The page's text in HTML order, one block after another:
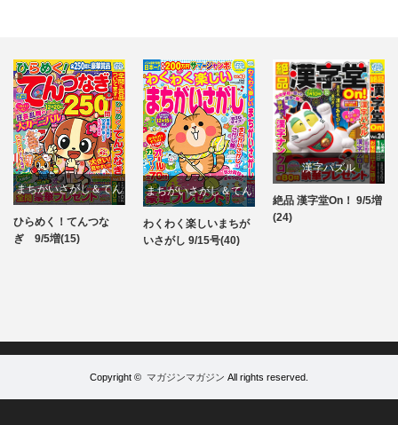
まちがいさがし＆てん
つなぎ
パズル
ひらめく！てんつな
ぎ 9/5増(15)
まちがいさがし＆てん
つなぎ
パズル
わくわく楽しいまちが
いさがし 9/15号(40)
漢字パズル
パズル
絶品 漢字堂On！ 9/5増
(24)
Copyright © マガジンマガジン All rights reserved.